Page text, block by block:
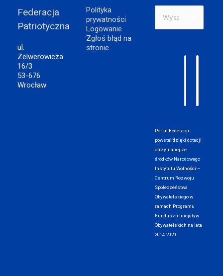
Federacja
Patriotyczna
ul.
Zelwerowicza
16/3
53-676
Wrocław
Polityka
prywatności
Logowanie
Zgłoś błąd na
stronie
Szukaj
Portal Federacji
powstał dzięki dotacji
otrzymanej ze
środków Narodowego
Instytutu Wolności –
Centrum Rozwoju
Społeczeństwa
Obywatelskiego w
ramach Programu
Funduszu Inicjatyw
Obywatelskich na lata
2014-2020